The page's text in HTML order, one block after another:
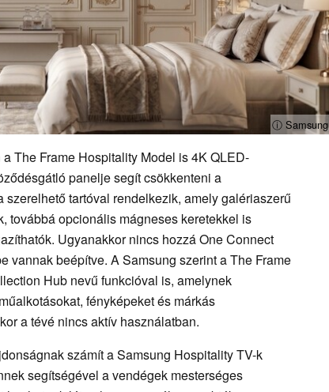
ⓘ Samsung
The Frame Hospitality Model is 4K QLED-
panelje segít csökkenteni a
szerelhető tartóval rendelkezik, amely galériaszerű
továbbá opcionális mágneses keretekkel is
Ugyanakkor nincs hozzá One Connect
vannak beépítve. A Samsung szerint a The Frame
Hub nevű funkcióval is, amelynek
fényképeket és márkás
a tévé nincs aktív használatban.
számít a Samsung Hospitality TV-k
segítségével a vendégek mesterséges